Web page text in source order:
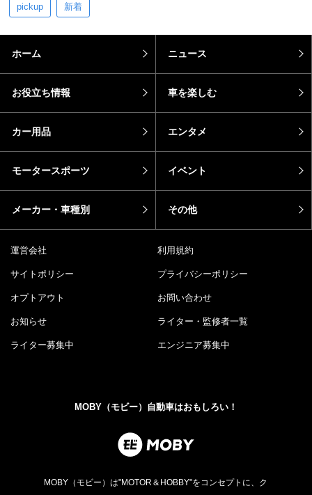
pickup 新着
ホーム ニュース
お役立ち情報 車を楽しむ
カー用品 エンタメ
モータースポーツ イベント
メーカー・車種別 その他
運営会社 利用規約
サイトポリシー プライバシーポリシー
オプトアウト お問い合わせ
お知らせ ライター・監修者一覧
ライター募集中 エンジニア募集中
MOBY（モビー）自動車はおもしろい！
MOBY（モビー）は"MOTOR＆HOBBY"をコンセプトに、ク